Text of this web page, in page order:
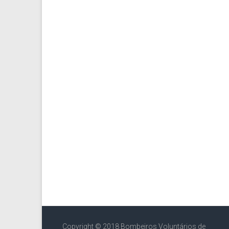
Copyright © 2018 Bombeiros Voluntários de